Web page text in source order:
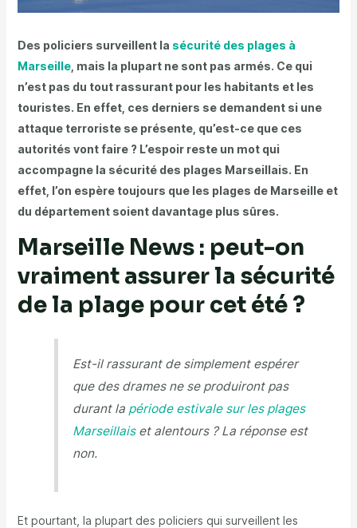
Des policiers surveillent la sécurité des plages à
Marseille, mais la plupart ne sont pas armés. Ce qui
n’est pas du tout rassurant pour les habitants et les
touristes. En effet, ces derniers se demandent si une
attaque terroriste se présente, qu’est-ce que ces
autorités vont faire ? L’espoir reste un mot qui
accompagne la sécurité des plages Marseillais. En
effet, l’on espère toujours que les plages de Marseille et
du département soient davantage plus sûres.
Marseille News : peut-on
vraiment assurer la sécurité
de la plage pour cet été ?
Est-il rassurant de simplement espérer
que des drames ne se produiront pas
durant la période estivale sur les plages
Marseillaiset alentours ? La réponse est
non.
Et pourtant, la plupart des policiers qui surveillent les